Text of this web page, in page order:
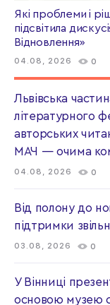
Які проблеми і
підсвітила
Відновлення»
04.08, 2026 0
Львівська
літературного
авторських
МАЧ — очима
04.08, 2026 0
Від полону до
підтримки
03.08, 2026 0
У Вінниці
основою музею